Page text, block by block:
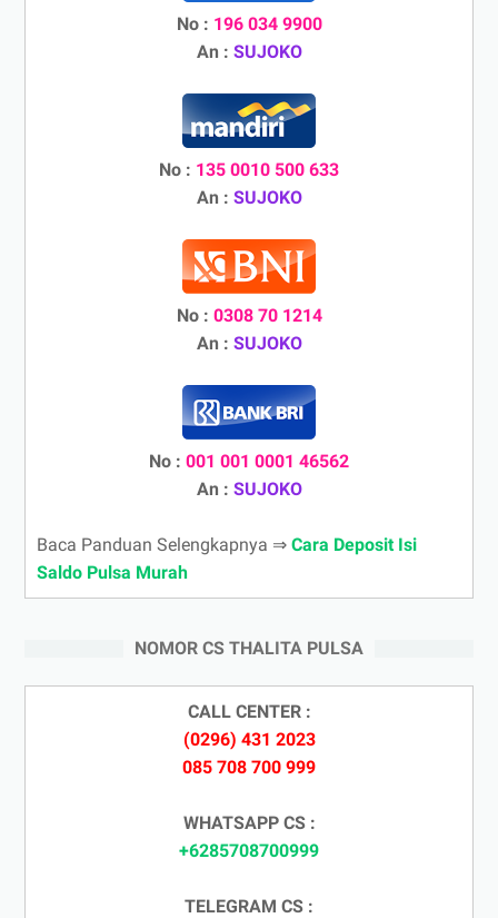
No : 196 034 9900
An : SUJOKO
No : 135 0010 500 633
An : SUJOKO
No : 0308 70 1214
An : SUJOKO
No : 001 001 0001 46562
An : SUJOKO
Baca Panduan Selengkapnya ⇒ Cara Deposit Isi
Saldo Pulsa Murah
NOMOR CS THALITA PULSA
CALL CENTER :
(0296) 431 2023
085 708 700 999
WHATSAPP CS :
+6285708700999
TELEGRAM CS :